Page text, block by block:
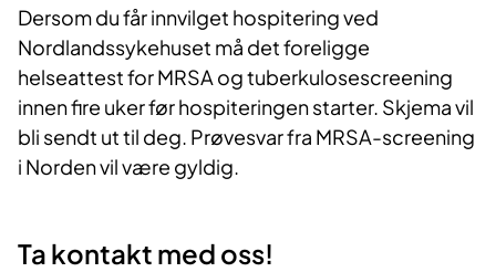
Dersom du får innvilget hospitering ved
Nordlandssykehuset må det foreligge
helseattest for MRSA og tuberkulosescreening
innen fire uker før hospiteringen starter. Skjema vil
bli sendt ut til deg. Prøvesvar fra MRSA-screening
i Norden vil være gyldig.
Ta kontakt med oss!